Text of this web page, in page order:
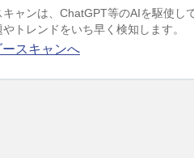
キャンは、ChatGPT等のAIを駆使
トレンドをいち早く検知します。
ースキャンへ